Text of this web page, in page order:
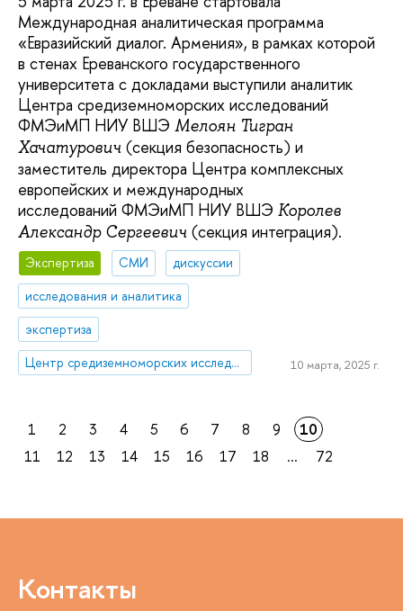
Международная аналитическая программа
«Евразийский диалог. Армения», в рамках которой
в стенах Ереванского государственного
университета с докладами выступили аналитик
Центра средиземноморских исследований
ФМЭиМП НИУ ВШЭ Мелоян Тигран
Хачатурович (секция безопасность) и
заместитель директора Центра комплексных
европейских и международных
исследований ФМЭиМП НИУ ВШЭ Королев
Александр Сергеевич (секция интеграция).
Экспертиза СМИ
дискуссии
исследования и аналитика
экспертиза
Центр средиземноморских исследований
10 марта, 2025 г.
1 2 3 4 5 6 7 8 9
10
11
12 13 14 15 16 17 18 ... 72
Контакты